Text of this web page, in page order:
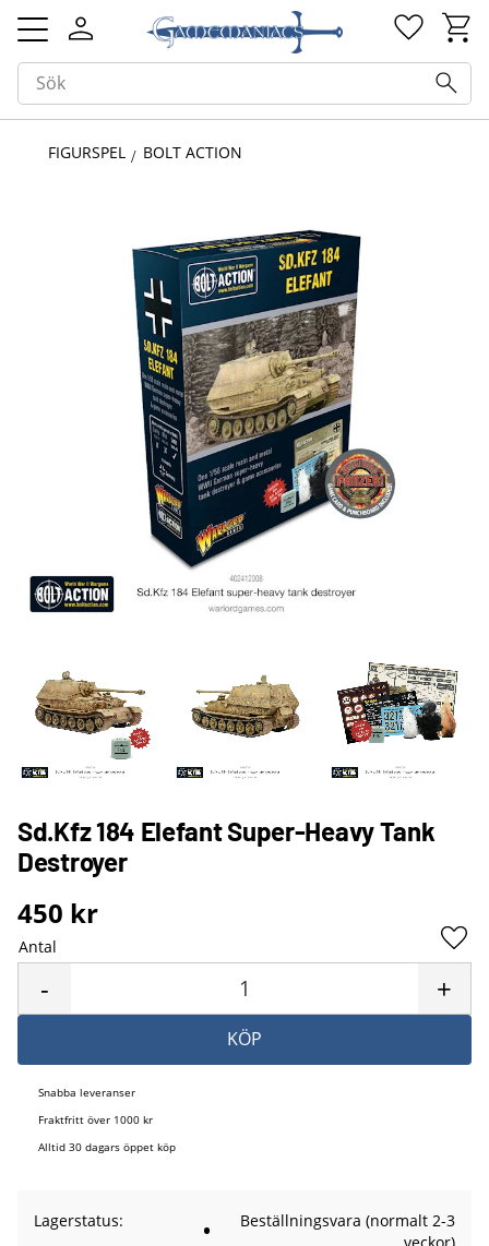
Meny
FIGURSPEL BOLT ACTION
Sd.Kfz 184 Elefant Super-Heavy Tank
Destroyer
450 kr
Antal
+
-
KÖP
Snabba leveranser
Fraktfritt över 1000 kr
Alltid 30 dagars öppet köp
Lagerstatus
Beställningsvara (normalt 2-3